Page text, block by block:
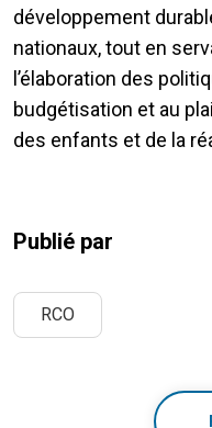
développement
nationaux, tout en
l’élaboration des
budgétisation et au
des enfants et de la
Publié par
RCO